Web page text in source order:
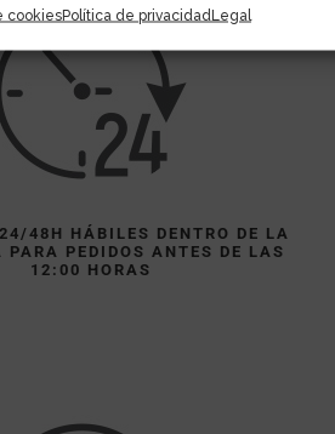
cookiesPolítica de privacidadLegal
48H HÁBILES DENTRO DE LA
PARA PEDIDOS ANTES DE LAS
12:00 HORAS